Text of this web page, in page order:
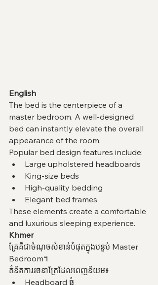
English
The bed is the centerpiece of a
master bedroom. A well-designed
bed can instantly elevate the overall
appearance of the room.
Popular bed design features include:
Large upholstered headboards
King-size beds
High-quality bedding
Elegant bed frames
These elements create a comfortable
and luxurious sleeping experience.
Khmer
គ្រែគឺជាចំណុចសំខាន់បំផុតក្នុងបន្ទប់ Master
Bedroom។
គំនិតការរចនាគ្រែដែលពេញនិយម៖
Headboard ធំ